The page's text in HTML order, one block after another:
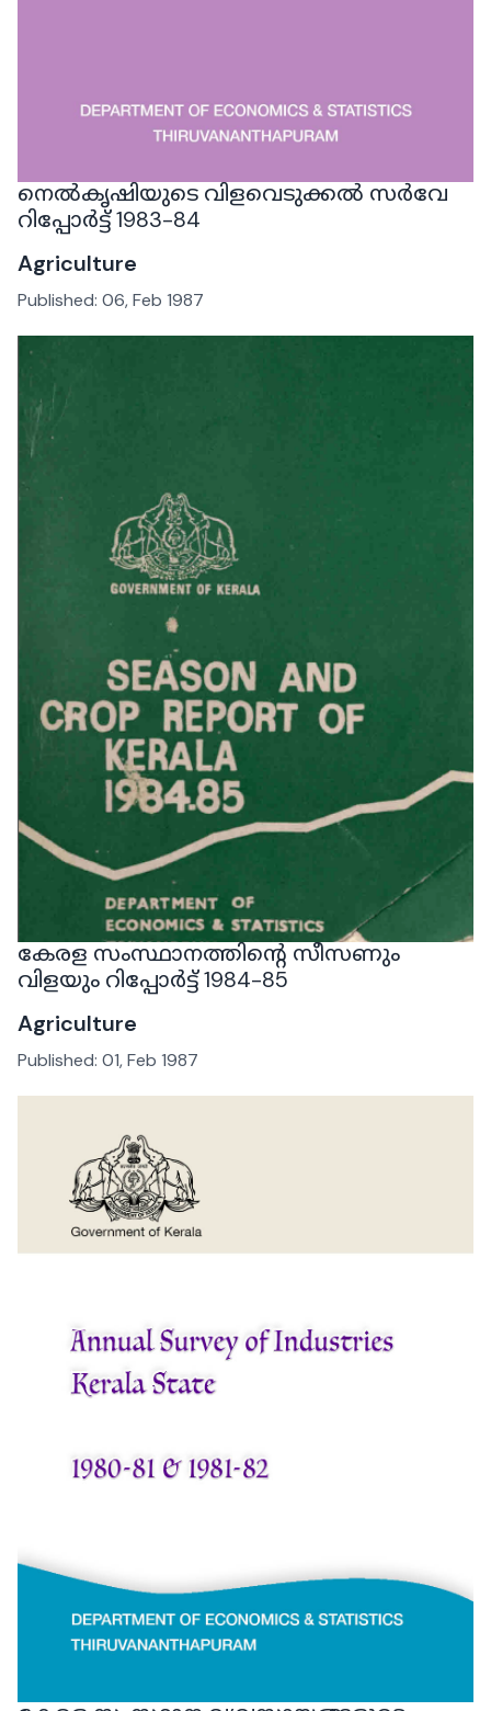
നെൽകൃഷിയുടെ വിളവെടുക്കൽ സർവേ
റിപ്പോർട്ട് 1983-84
Agriculture
Published: 06, Feb 1987
കേരള സംസ്ഥാനത്തിന്റെ സീസണും
വിളയും റിപ്പോർട്ട് 1984-85
Agriculture
Published: 01, Feb 1987